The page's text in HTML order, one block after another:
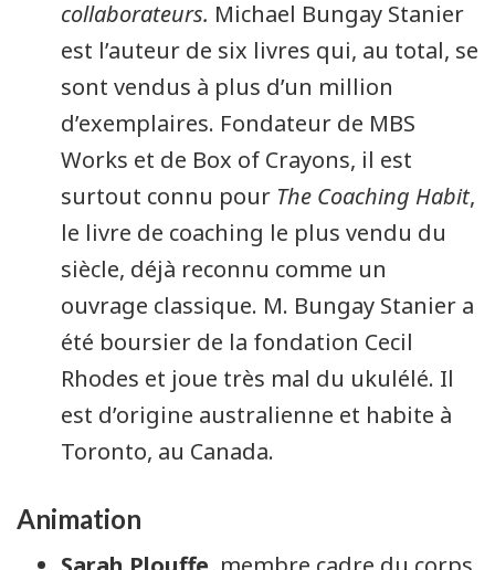
collaborateurs. Michael Bungay Stanier
est l’auteur de six livres qui, au total, se
sont vendus à plus d’un million
d’exemplaires. Fondateur de MBS
Works et de Box of Crayons, il est
surtout connu pour The Coaching Habit,
le livre de coaching le plus vendu du
siècle, déjà reconnu comme un
ouvrage classique. M. Bungay Stanier a
été boursier de la fondation Cecil
Rhodes et joue très mal du ukulélé. Il
est d’origine australienne et habite à
Toronto, au Canada.
Animation